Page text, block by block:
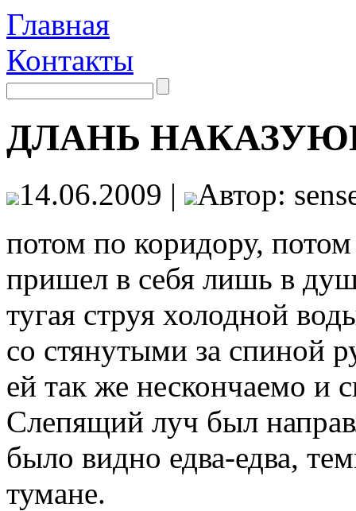
Главная
Контакты
ДЛАНЬ
14.06.2009 |
Автор:
потом по коридору,
пришел в себя лишь в
тугая струя холодной
со стянутыми за спи­ной
ей так же нескончаемо и
Слепящий луч был
было видно едва-едва,
тумане.